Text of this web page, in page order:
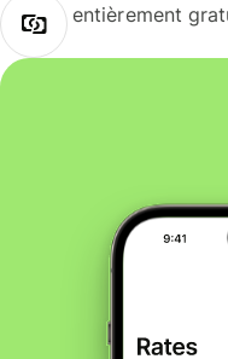
entièrement